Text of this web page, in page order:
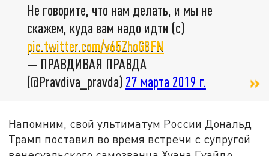
Не говорите, что нам делать, и мы не
скажем, куда вам надо идти (с)
pic.twitter.com/v65ZhoG8FN
— ПРАВДИВАЯ ПРАВДА
(@Pravdiva_pravda) 27 марта 2019 г.
Напомним, свой ультиматум России Дональд
Трамп поставил во время встречи с супругой